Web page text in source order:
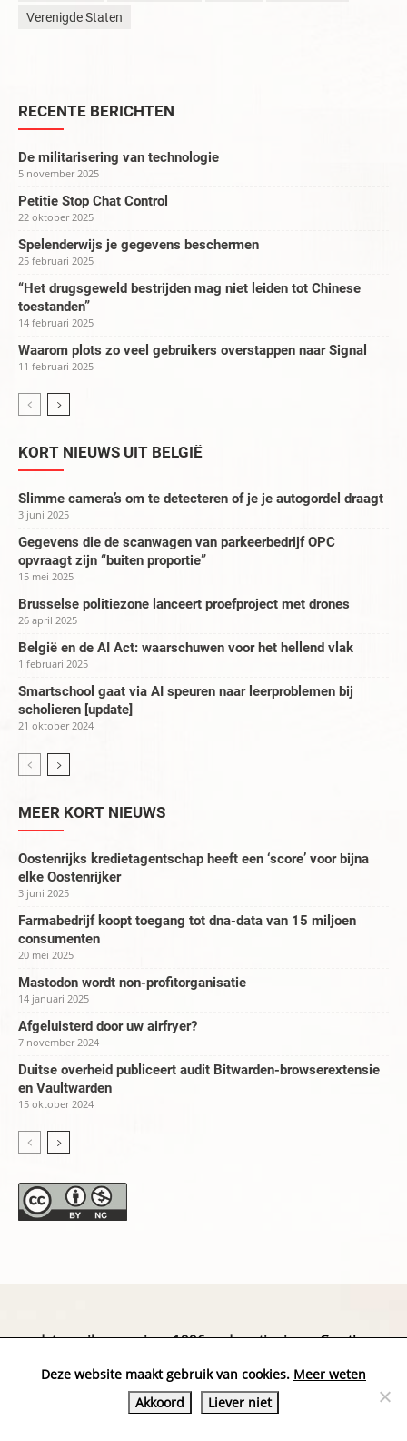
Verenigde Staten
RECENTE BERICHTEN
De militarisering van technologie
5 november 2025
Petitie Stop Chat Control
22 oktober 2025
Spelenderwijs je gegevens beschermen
25 februari 2025
“Het drugsgeweld bestrijden mag niet leiden tot Chinese
toestanden”
14 februari 2025
Waarom plots zo veel gebruikers overstappen naar Signal
11 februari 2025
KORT NIEUWS UIT BELGIË
Slimme camera’s om te detecteren of je je autogordel draagt
3 juni 2025
Gegevens die de scanwagen van parkeerbedrijf OPC
opvraagt zijn “buiten proportie”
15 mei 2025
Brusselse politiezone lanceert proefproject met drones
26 april 2025
België en de AI Act: waarschuwen voor het hellend vlak
1 februari 2025
Smartschool gaat via AI speuren naar leerproblemen bij
scholieren [update]
21 oktober 2024
MEER KORT NIEUWS
Oostenrijks kredietagentschap heeft een ‘score’ voor bijna
elke Oostenrijker
3 juni 2025
Farmabedrijf koopt toegang tot dna-data van 15 miljoen
consumenten
20 mei 2025
Mastodon wordt non-profitorganisatie
14 januari 2025
Afgeluisterd door uw airfryer?
7 november 2024
Duitse overheid publiceert audit Bitwarden-browserextensie
en Vaultwarden
15 oktober 2024
datapanik.org – since 1996 and continuing »Creative
Website by Exterwerk — Logo + graphics by
Deze website maakt gebruik van cookies. Meer weten
Akkoord
Liever niet